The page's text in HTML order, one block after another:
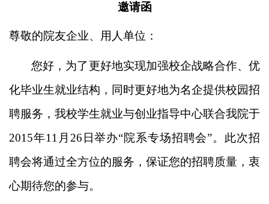
邀请函
尊敬的院友企业、用人单位：
您好，为了更好地实现加强校企战略合作、优
化毕业生就业结构，同时更好地为名企提供校园招
聘服务，我校学生就业与创业指导中心联合我院于
2015年11月26日举办“院系专场招聘会”。此次招
聘会将通过全方位的服务，保证您的招聘质量，衷
心期待您的参与。